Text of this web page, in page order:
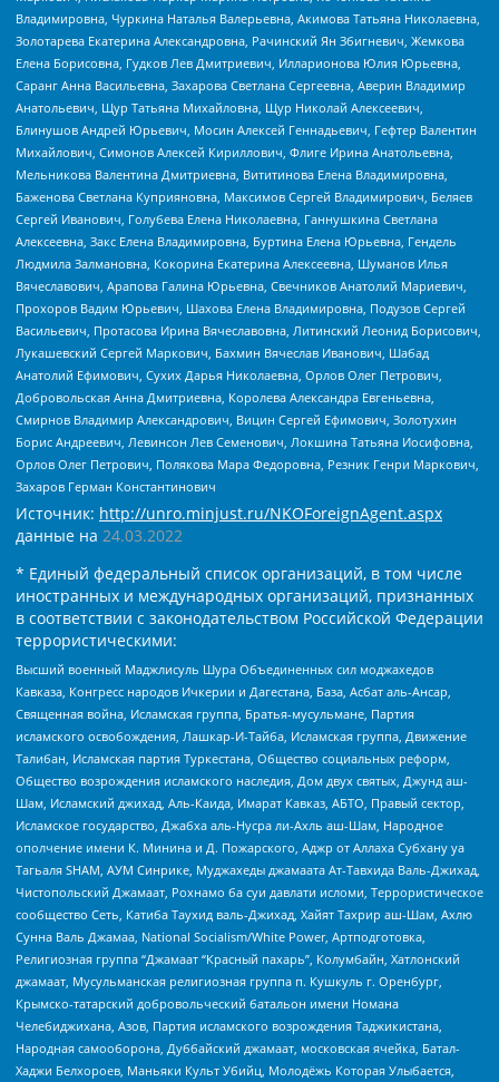
Владимировна, Чуркина Наталья Валерьевна, Акимова Татьяна Николаевна,
Золотарева Екатерина Александровна, Рачинский Ян Збигневич, Жемкова
Елена Борисовна, Гудков Лев Дмитриевич, Илларионова Юлия Юрьевна,
Саранг Анна Васильевна, Захарова Светлана Сергеевна, Аверин Владимир
Анатольевич, Щур Татьяна Михайловна, Щур Николай Алексеевич,
Блинушов Андрей Юрьевич, Мосин Алексей Геннадьевич, Гефтер Валентин
Михайлович, Симонов Алексей Кириллович, Флиге Ирина Анатольевна,
Мельникова Валентина Дмитриевна, Вититинова Елена Владимировна,
Баженова Светлана Куприяновна, Максимов Сергей Владимирович, Беляев
Сергей Иванович, Голубева Елена Николаевна, Ганнушкина Светлана
Алексеевна, Закс Елена Владимировна, Буртина Елена Юрьевна, Гендель
Людмила Залмановна, Кокорина Екатерина Алексеевна, Шуманов Илья
Вячеславович, Арапова Галина Юрьевна, Свечников Анатолий Мариевич,
Прохоров Вадим Юрьевич, Шахова Елена Владимировна, Подузов Сергей
Васильевич, Протасова Ирина Вячеславовна, Литинский Леонид Борисович,
Лукашевский Сергей Маркович, Бахмин Вячеслав Иванович, Шабад
Анатолий Ефимович, Сухих Дарья Николаевна, Орлов Олег Петрович,
Добровольская Анна Дмитриевна, Королева Александра Евгеньевна,
Смирнов Владимир Александрович, Вицин Сергей Ефимович, Золотухин
Борис Андреевич, Левинсон Лев Семенович, Локшина Татьяна Иосифовна,
Орлов Олег Петрович, Полякова Мара Федоровна, Резник Генри Маркович,
Захаров Герман Константинович
Источник: http://unro.minjust.ru/NKOForeignAgent.aspx
данные на 24.03.2022
* Единый федеральный список организаций, в том числе
иностранных и международных организаций, признанных
в соответствии с законодательством Российской Федерации
террористическими:
Высший военный Маджлисуль Шура Объединенных сил моджахедов
Кавказа, Конгресс народов Ичкерии и Дагестана, База, Асбат аль-Ансар,
Священная война, Исламская группа, Братья-мусульмане, Партия
исламского освобождения, Лашкар-И-Тайба, Исламская группа, Движение
Талибан, Исламская партия Туркестана, Общество социальных реформ,
Общество возрождения исламского наследия, Дом двух святых, Джунд аш-
Шам, Исламский джихад, Аль-Каида, Имарат Кавказ, АБТО, Правый сектор,
Исламское государство, Джабха аль-Нусра ли-Ахль аш-Шам, Народное
ополчение имени К. Минина и Д. Пожарского, Аджр от Аллаха Субхану уа
Тагьаля SHAM, АУМ Синрике, Муджахеды джамаата Ат-Тавхида Валь-Джихад,
Чистопольский Джамаат, Рохнамо ба суи давлати исломи, Террористическое
сообщество Сеть, Катиба Таухид валь-Джихад, Хайят Тахрир аш-Шам, Ахлю
Сунна Валь Джамаа, National Socialism/White Power, Артподготовка,
Религиозная группа “Джамаат “Красный пахарь”, Колумбайн, Хатлонский
джамаат, Мусульманская религиозная группа п. Кушкуль г. Оренбург,
Крымско-татарский добровольческий батальон имени Номана
Челебиджихана, Азов, Партия исламского возрождения Таджикистана,
Народная самооборона, Дуббайский джамаат, московская ячейка, Батал-
Хаджи Белхороев, Маньяки Культ Убийц, Молодёжь Которая Улыбается,